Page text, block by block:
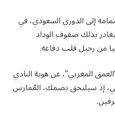
إلى الدوري السعودي، في
بذلك صفوف الوداد
من رحيل قلب دفاعه.
المغربي”، عن هوية النادي
إذ سيلتحق بضمك، المُمارس